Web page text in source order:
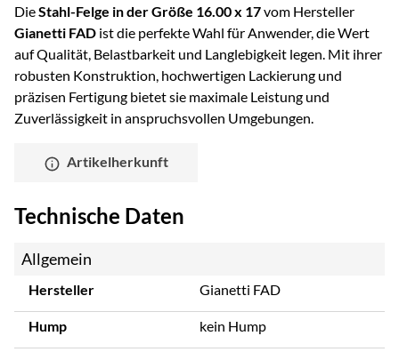
DieStahl-Felge in der Größe 16.00 x 17vom Hersteller
Gianetti FAD ist die perfekte Wahl für Anwender, die Wert
auf Qualität, Belastbarkeit und Langlebigkeit legen. Mit ihrer
robusten Konstruktion, hochwertigen Lackierung und
präzisen Fertigung bietet sie maximale Leistung und
Zuverlässigkeit in anspruchsvollen Umgebungen.
Artikelherkunft
Technische Daten
Allgemein
Hersteller Gianetti FAD
Hump kein Hump